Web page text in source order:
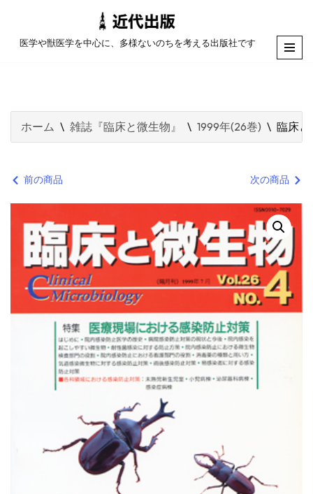
コ
ツ
へ
医学や獣医学を中心に、多様ないのちを考える出版社です
ホーム \ 雑誌『臨床と微生物』 \ 1999年(26巻) \ 臨床
前の商品 次の商品